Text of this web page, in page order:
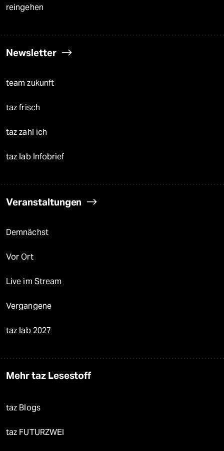
reingehen
Newsletter
team zukunft
taz frisch
taz zahl ich
taz lab Infobrief
Veranstaltungen
Demnächst
Vor Ort
Live im Stream
Vergangene
taz lab 2027
Mehr taz Lesestoff
taz Blogs
taz FUTURZWEI